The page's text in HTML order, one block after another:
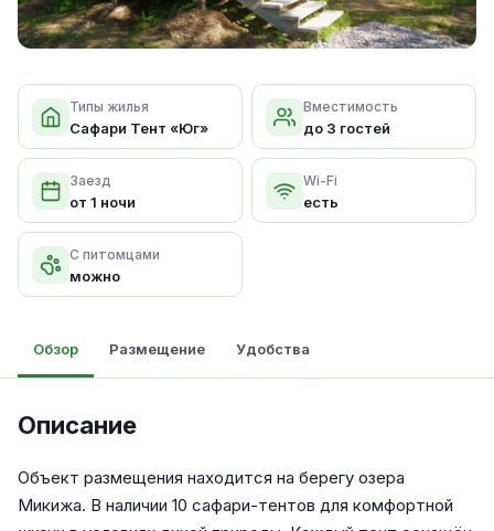
Типы жилья
Сафари Тент «Юг»
Вместимость
до 3 гостей
Заезд
от 1 ночи
Wi-Fi
есть
С питомцами
можно
Обзор Размещение Удобства
Описание
Объект размещения находится на берегу озера
Микижа. В наличии 10 сафари-тентов для комфортной